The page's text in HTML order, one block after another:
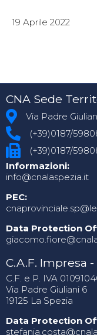
19 Aprile 2022
CNA Sede
Via Padre
(+39)0187/
(+39)0187/
Informazioni:
info@cnalaspezia.it
PEC:
Data Protection
C.A.F. Impresa
C.F. e P. IVA
Via Padre Giuliani 6
19125 La Spezia
Data Protection